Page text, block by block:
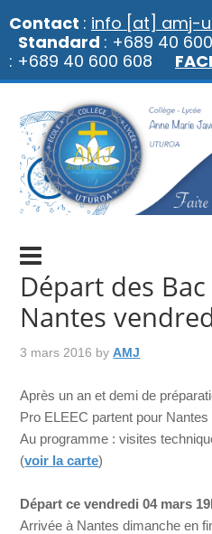
Départ des
Nantes
3 mars 2016 byAMJ
Après un an et demi de
Pro ELEEC partent pour
Au programme : visites
(voir la carte)
Départ ce vendredi 04 mars
Arrivée à Nantes dimanche en
Contact : info [at] amj-
Standard : +689 40
: +689 40 600 608